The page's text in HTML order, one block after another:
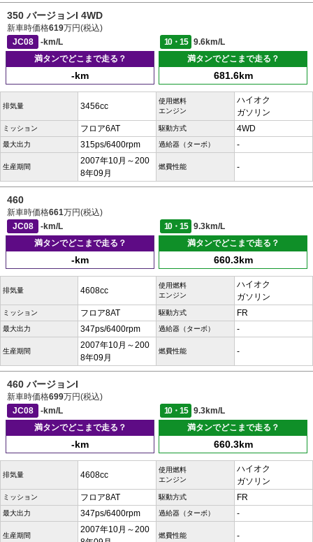
350 バージョンI 4WD
新車時価格619万円(税込)
JC08
-km/L 10・15
9.6km/L
満タンでどこまで走る？
-km
満タンでどこまで走る？
681.6km
排気量 3456cc
使用燃料
エンジン
ハイオク
ガソリン
ミッション フロア6AT 駆動方式 4WD
最大出力 315ps/6400rpm 過給器（ターボ） -
生産期間
2007年10月～200
8年09月
燃費性能 -
460
新車時価格661万円(税込)
JC08
-km/L 10・15
9.3km/L
満タンでどこまで走る？
-km
満タンでどこまで走る？
660.3km
排気量 4608cc
使用燃料
エンジン
ハイオク
ガソリン
ミッション フロア8AT 駆動方式 FR
最大出力 347ps/6400rpm 過給器（ターボ） -
生産期間
2007年10月～200
8年09月
燃費性能 -
460 バージョンI
新車時価格699万円(税込)
JC08
-km/L 10・15
9.3km/L
満タンでどこまで走る？
-km
満タンでどこまで走る？
660.3km
排気量 4608cc
使用燃料
エンジン
ハイオク
ガソリン
ミッション フロア8AT 駆動方式 FR
最大出力 347ps/6400rpm 過給器（ターボ） -
生産期間
2007年10月～200
燃費性能 -